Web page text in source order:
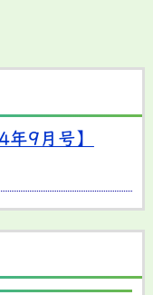
9月号】